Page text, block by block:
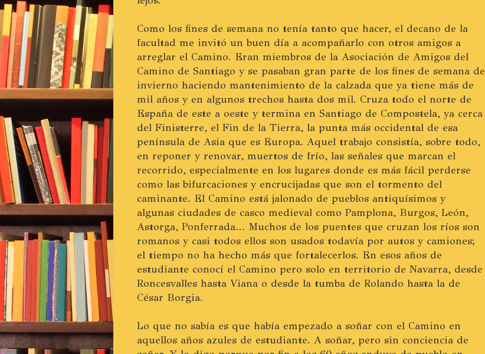
Como los fines de semana no tenía tanto que hacer, el decano de la
facultad me invitó un buen día a acompañarlo con otros amigos a
arreglar el Camino. Eran miembros de la Asociación de Amigos del
Camino de Santiago y se pasaban gran parte de los fines de semana de
invierno haciendo mantenimiento de la calzada que ya tiene más de
mil años y en algunos trechos hasta dos mil. Cruza todo el norte de
España de este a oeste y termina en Santiago de Compostela, ya cerca
del Finisterre, el Fin de la Tierra, la punta más occidental de esa
península de Asia que es Europa. Aquel trabajo consistía, sobre todo,
en reponer y renovar, muertos de frío, las señales que marcan el
recorrido, especialmente en los lugares donde es más fácil perderse
como las bifurcaciones y encrucijadas que son el tormento del
caminante. El Camino está jalonado de pueblos antiquísimos y
algunas ciudades de casco medieval como Pamplona, Burgos, León,
Astorga, Ponferrada… Muchos de los puentes que cruzan los ríos son
romanos y casi todos ellos son usados todavía por autos y camiones;
el tiempo no ha hecho más que fortalecerlos. En esos años de
estudiante conocí el Camino pero solo en territorio de Navarra, desde
Roncesvalles hasta Viana o desde la tumba de Rolando hasta la de
César Borgia.
Lo que no sabía es que había empezado a soñar con el Camino en
aquellos años azules de estudiante. A soñar, pero sin conciencia de